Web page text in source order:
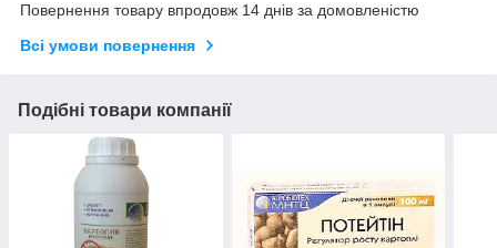
Повернення товару впродовж 14 днів за домовленістю
Всі умови повернення
Подібні товари компанії